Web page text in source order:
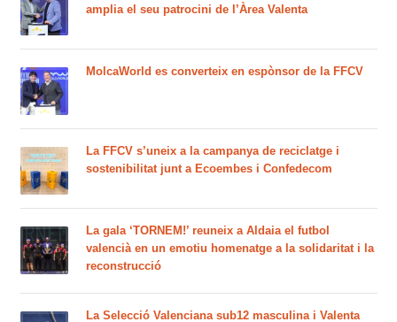
amplia el seu patrocini de l’Àrea Valenta
MolcaWorld es converteix en espònsor de la FFCV
La FFCV s’uneix a la campanya de reciclatge i
sostenibilitat junt a Ecoembes i Confedecom
La gala ‘TORNEM!’ reuneix a Aldaia el futbol
valencià en un emotiu homenatge a la solidaritat i la
reconstrucció
La Selecció Valenciana sub12 masculina i Valenta